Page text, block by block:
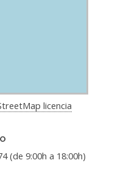
licencia
(de 9:00h a 18:00h)